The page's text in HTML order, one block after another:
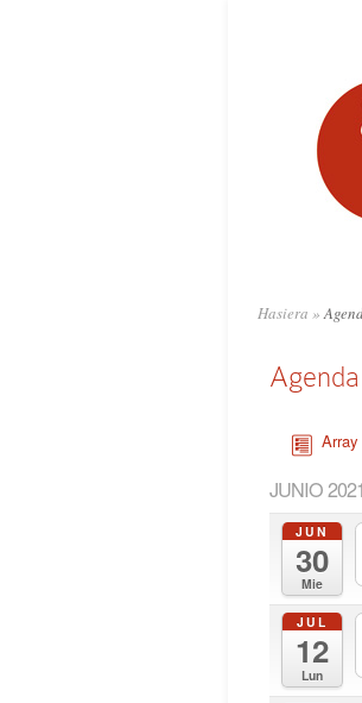
Hasiera »
Agenda
Array
JUNIO
JUN
30
Mie
JUL
12
Lun